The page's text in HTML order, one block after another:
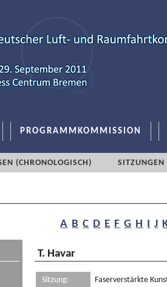
PROGRAMMKOMMISSION
(CHRONOLOGISCH) SITZUNGEN
A B C D E F G H I J
T. Havar
Sitzung:
Faserverstärkte